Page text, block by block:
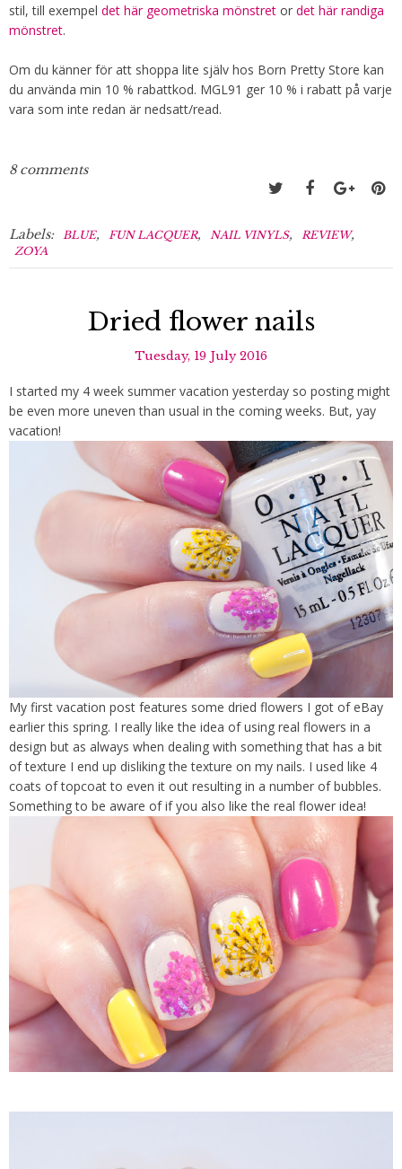
stil, till exempel det här geometriska mönstret or det här randiga
mönstret.
Om du känner för att shoppa lite själv hos Born Pretty Store kan
du använda min 10 % rabattkod. MGL91 ger 10 % i rabatt på varje
vara som inte redan är nedsatt/read.
8 comments
Labels: BLUE, FUN LACQUER, NAIL VINYLS, REVIEW,
ZOYA
Dried flower nails
Tuesday, 19 July 2016
I started my 4 week summer vacation yesterday so posting might
be even more uneven than usual in the coming weeks. But, yay
vacation!
My first vacation post features some dried flowers I got of eBay
earlier this spring. I really like the idea of using real flowers in a
design but as always when dealing with something that has a bit
of texture I end up disliking the texture on my nails. I used like 4
coats of topcoat to even it out resulting in a number of bubbles.
Something to be aware of if you also like the real flower idea!